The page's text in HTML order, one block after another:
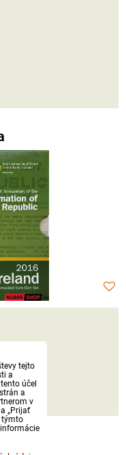
tejto
a
účel
a
v
„Prijať
týmto